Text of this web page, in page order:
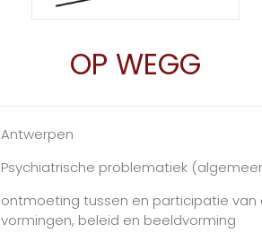
OP WEGG
Antwerpen
Psychiatrische problematiek
ontmoeting tussen en participatie van
vormingen, beleid en beeldvorming